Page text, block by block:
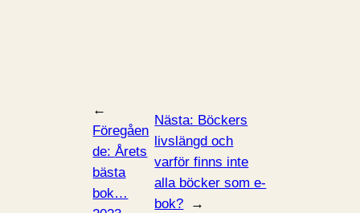
←
Föregåen
de:Årets
bästa
bok…
Nästa: Böckers
livslängd och
varför finns inte
alla böcker som e-
bok?
→